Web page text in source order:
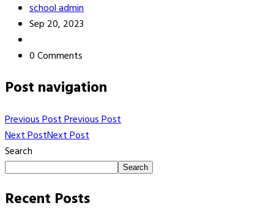
school admin
Sep 20, 2023
0 Comments
Post navigation
Previous PostPrevious Post
Next PostNext Post
Search
Search
Recent Posts